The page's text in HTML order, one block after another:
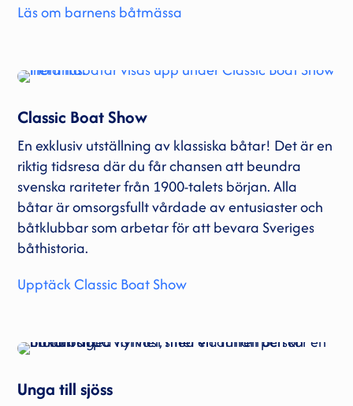
Läs om barnens båtmässa
Classic Boat Show
En exklusiv utställning av klassiska båtar! Det är en
riktig tidsresa där du får chansen att beundra
svenska rariteter från 1900-talets början. Alla
båtar är omsorgsfullt vårdade av entusiaster och
båtklubbar som arbetar för att bevara Sveriges
båthistoria.
Upptäck Classic Boat Show
Unga till sjöss